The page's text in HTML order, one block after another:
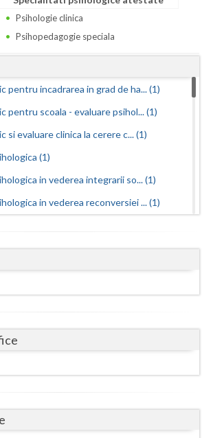
Psihologie clinica
Psihopedagogie speciala
pentru incadrarea in grad de ha... (1)
pentru scoala - evaluare psihol... (1)
si evaluare clinica la cerere c... (1)
(1)
in vederea integrarii so... (1)
in vederea reconversiei ... (1)
scolara (1)
pentru parinti sau alte pers... (1)
in vederea evaluarii depr... (1)
in vederea obtinerii cert... (1)